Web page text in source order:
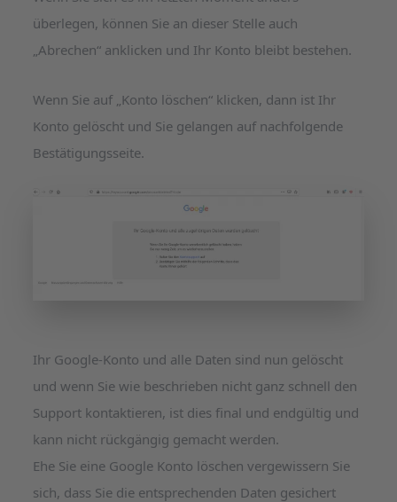
überlegen, können Sie an dieser Stelle auch
„Abrechen“ anklicken und Ihr Konto bleibt bestehen.
Wenn Sie auf „Konto löschen“ klicken, dann ist Ihr
Konto gelöscht und Sie gelangen auf nachfolgende
Bestätigungsseite.
Ihr Google-Konto und alle Daten sind nun gelöscht
und wenn Sie wie beschrieben nicht ganz schnell den
Support kontaktieren, ist dies final und endgültig und
kann nicht rückgängig gemacht werden.
Ehe Sie eine Google Konto löschen vergewissern Sie
sich, dass Sie die entsprechenden Daten gesichert